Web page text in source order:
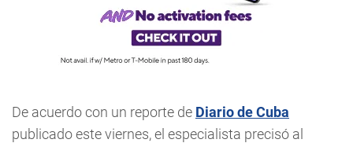
De acuerdo con un reporte de Diario de Cuba
publicado este viernes, el especialista precisó al